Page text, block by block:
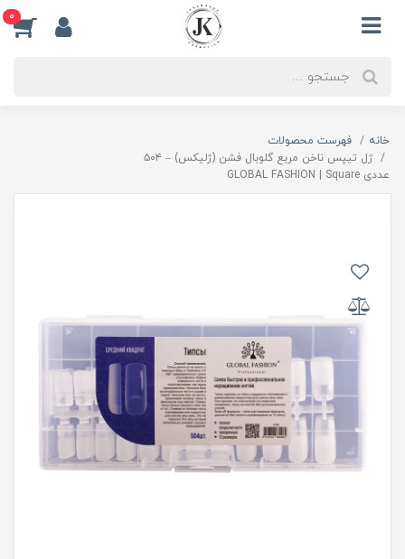
0
خانه
فهرست محصولات
ژل تیپس ناخن مربع گلوبال فشن (ژلیکس) – ۵۰۴
عددی GLOBAL FASHION | Square